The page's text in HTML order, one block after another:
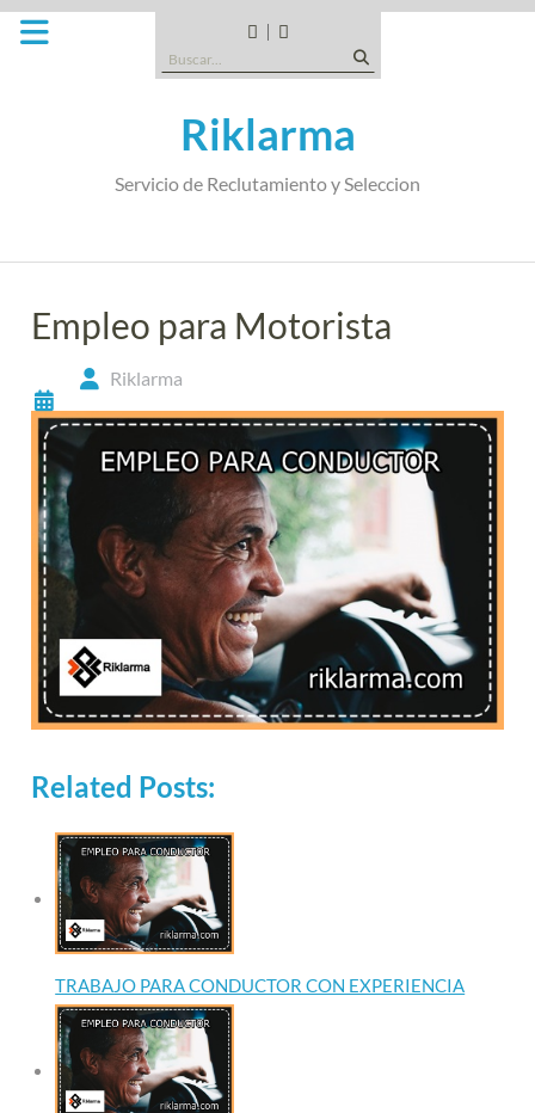
Saltar
CANDIDATOS
TIPO
EMPRESA
SOMOS
Buscar:
Riklarma
Servicio de Reclutamiento y Seleccion
Empleo para Motorista
Riklarma
Related Posts:
TRABAJO PARA CONDUCTOR CON EXPERIENCIA